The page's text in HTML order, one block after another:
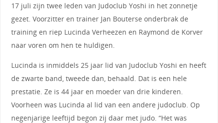
17 juli zijn twee leden van Judoclub Yoshi in het zonnetje
gezet. Voorzitter en trainer Jan Bouterse onderbrak de
training en riep Lucinda Verheezen en Raymond de Korver
naar voren om hen te huldigen.
Lucinda is inmiddels 25 jaar lid van Judoclub Yoshi en heeft
de zwarte band, tweede dan, behaald. Dat is een hele
prestatie. Ze is 44 jaar en moeder van drie kinderen.
Voorheen was Lucinda al lid van een andere judoclub. Op
negenjarige leeftijd begon zij daar met judo. “Het was